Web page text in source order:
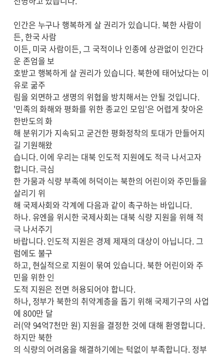
인간은 누구나 행복하게 살 권리가 있습니다. 북한 사람이
든, 한국 사람
이든, 미국 사람이든, 그 국적이나 인종에 상관없이 인간다
운 존엄을 보
호받고 행복하게 살 권리가 있습니다. 북한에 태어났다는 이
유로 굶주
림을 외면하고 생명의 위협을 방치해서는 안될 것입니다.
'민족의 화해와 평화를 위한 종교인 모임'은 어렵게 찾아온
한반도의 화
해 분위기가 지속되고 굳건한 평화정착의 토대가 만들어지
길 기원해왔
습니다. 이에 우리는 대북 인도적 지원에도 적극 나서고자
합니다. 극심
한 가뭄과 식량 부족에 허덕이는 북한의 어린이와 주민들을
살리기 위
해 국제사회와 각계에 다음과 같이 촉구하는 바입니다.
하나. 유엔을 위시한 국제사회는 대북 식량 지원을 위해 적
극 나서주기
바랍니다. 인도적 지원은 경제 제재의 대상이 아닙니다. 그
럼에도 불구
하고, 현실적으로 지원이 묶여 있습니다. 북한 어린이와 주
민을 위한 인
도적 지원은 전면 허용되어야 합니다.
하나, 정부가 북한의 취약계층을 돕기 위해 국제기구의 사업
에 800만 달
러(약 94억7천만 원) 지원을 결정한 것에 대해 환영합니다.
하지만 북한
의 식량의 어려움을 해결하기에는 턱없이 부족합니다. 정부